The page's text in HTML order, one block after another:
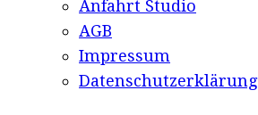
Anfahrt Studio
AGB
Impressum
Datenschutzerklärung